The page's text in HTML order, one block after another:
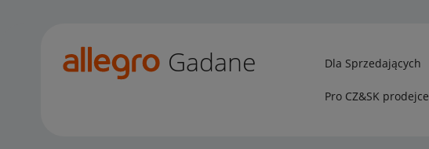
Gadane Dla Sprzedających
Pro CZ&SK prodejce